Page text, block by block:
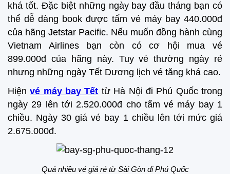
khá tốt. Đặc biệt những ngày bay đầu tháng bạn có
thể dễ dàng book được tấm vé máy bay 440.000đ
của hãng Jetstar Pacific. Nếu muốn đồng hành cùng
Vietnam Airlines bạn còn có cơ hội mua vé
899.000đ của hãng này. Tuy vé thường ngày rẻ
nhưng những ngày Tết Dương lịch vé tăng khá cao.
Hiệnvé máy bay Tết từ Hà Nội đi Phú Quốc trong
ngày 29 lên tới 2.520.000đ cho tấm vé máy bay 1
chiều. Ngày 30 giá vé bay 1 chiều lên tới mức giá
2.675.000đ.
Quá nhiều vé giá rẻ từ Sài Gòn đi Phú Quốc